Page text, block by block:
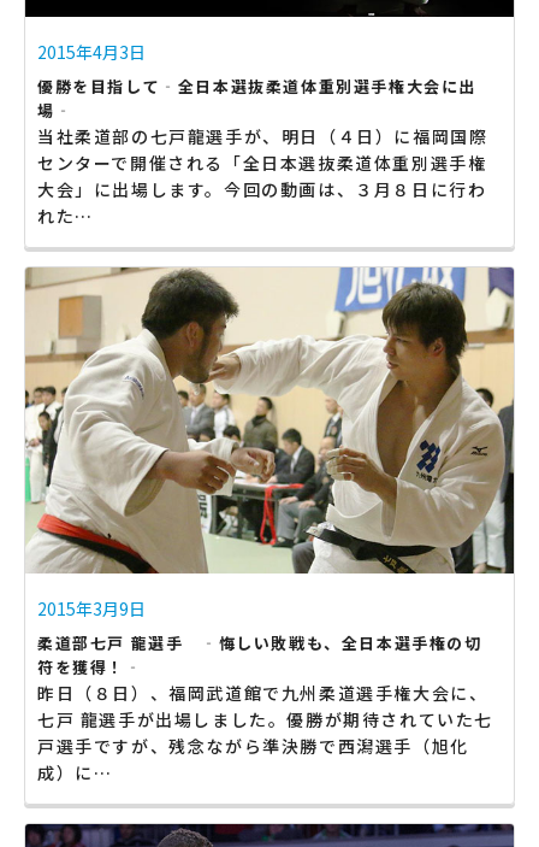
2015年4月3日
優勝を目指して‐全日本選抜柔道体重別選手権大会に出
場‐
当社柔道部の七戸龍選手が、明日（４日）に福岡国際
センターで開催される「全日本選抜柔道体重別選手権
大会」に出場します。今回の動画は、３月８日に行わ
れた…
2015年3月9日
柔道部七戸 龍選手 ‐悔しい敗戦も、全日本選手権の切
符を獲得！‐
昨日（８日）、福岡武道館で九州柔道選手権大会に、
七戸 龍選手が出場しました。優勝が期待されていた七
戸選手ですが、残念ながら準決勝で西潟選手（旭化
成）に…